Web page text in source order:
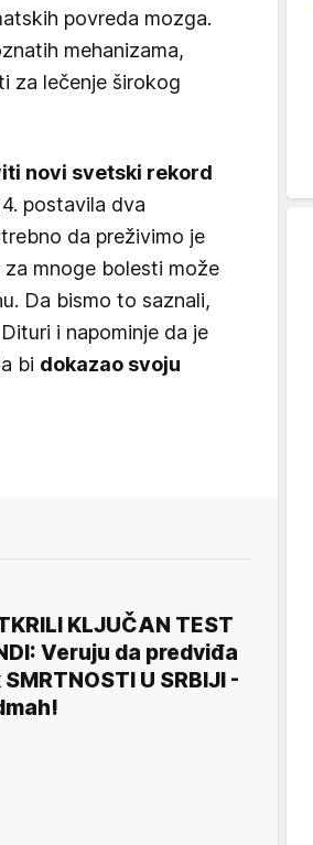
povreda mozga.
mehanizama,
za lečenje širokog
novi svetski rekord
postavila dva
da preživimo je
mnoge bolesti može
Da bismo to saznali,
i napominje da je
bi dokazao svoju
KLJUČAN TEST
Veruju da predviđa
U SRBIJI -